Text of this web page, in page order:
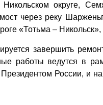
округе,
через реку
«Тотьма – Никольск»,
завершить
работы ведутся в
России, и